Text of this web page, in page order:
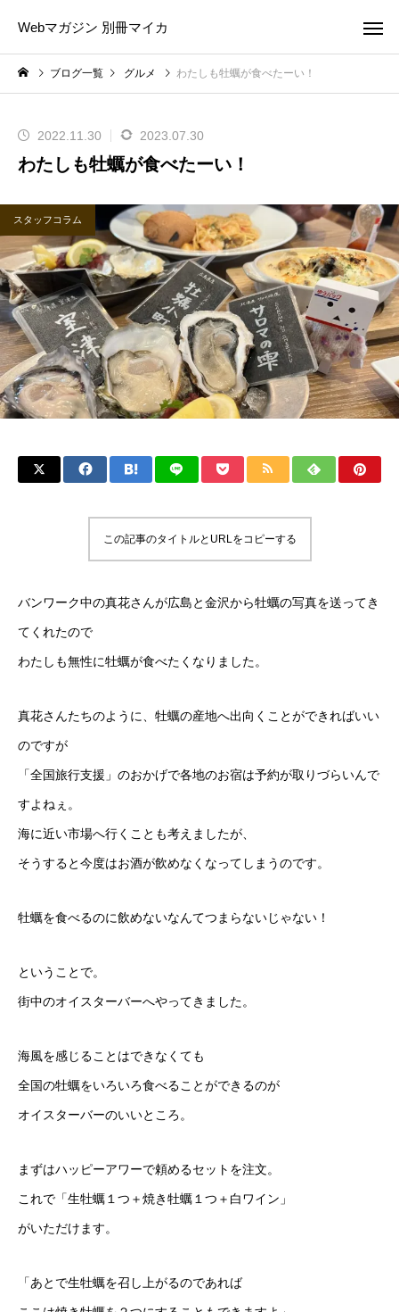
Webマガジン 別冊マイカ
ブログ一覧 グルメ わたしも牡蠣が食べたーい！
2022.11.30 2023.07.30
わたしも牡蠣が食べたーい！
スタッフコラム
この記事のタイトルとURLをコピーする
バンワーク中の真花さんが広島と金沢から牡蠣の写真を送ってき
てくれたので
わたしも無性に牡蠣が食べたくなりました。
真花さんたちのように、牡蠣の産地へ出向くことができればいい
のですが
「全国旅行支援」のおかげで各地のお宿は予約が取りづらいんで
すよねぇ。
海に近い市場へ行くことも考えましたが、
そうすると今度はお酒が飲めなくなってしまうのです。
牡蠣を食べるのに飲めないなんてつまらないじゃない！
ということで。
街中のオイスターバーへやってきました。
海風を感じることはできなくても
全国の牡蠣をいろいろ食べることができるのが
オイスターバーのいいところ。
まずはハッピーアワーで頼めるセットを注文。
これで「生牡蠣１つ＋焼き牡蠣１つ＋白ワイン」
がいただけます。
「あとで生牡蠣を召し上がるのであれば